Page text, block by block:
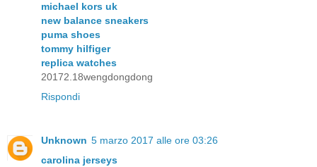
michael kors uk
new balance sneakers
puma shoes
tommy hilfiger
replica watches
20172.18wengdongdong
Rispondi
Unknown 5 marzo 2017 alle ore 03:26
carolina jerseys